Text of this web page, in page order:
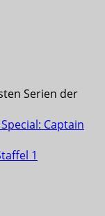
Serien der
Captain
1